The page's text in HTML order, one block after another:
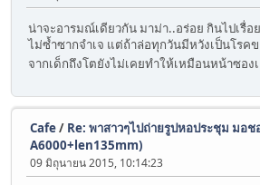
น่าจะอารมณ์เดียวกัน มาม่า..อร่อย กินไปเรื่
ไม่ซ้ำซากจำเจ แต่ถ้าล่อทุกวันมีหวังเป็นโรค
จากเด็กถึงโตยังไม่เคยทำให้เหมือนหน้าซอง
Cafe/ Re: พาสาวๆไปถ่ายรูปหอประชุม มอช
A6000+len135mm)
09 มิถุนายน 2015, 10:14:23